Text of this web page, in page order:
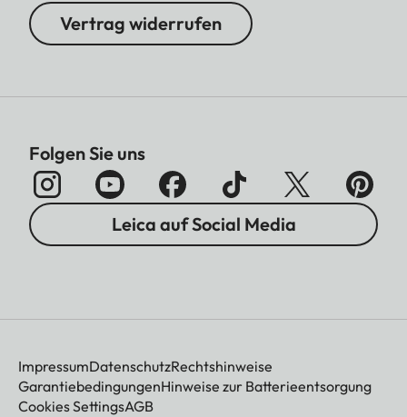
Vertrag widerrufen
Folgen Sie uns
Leica auf Social Media
ImpressumDatenschutzRechtshinweise
GarantiebedingungenHinweise zur Batterieentsorgung
Cookies SettingsAGB